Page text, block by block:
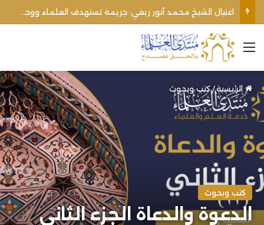
الأوقاف الفلسطينية تنفي صحة تعميم يمنع رفع الأذان عبر السماعات الخارجية للمساجد القريبة من المستوطنات
القائمة
الرئيسية/ كتب وبحوث
كتب وبحوث
الدعوة والدعاة الجزء الثاني